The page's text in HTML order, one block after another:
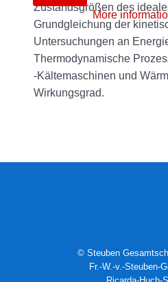
Zustandsgrößen des
Grundgleichung der
Untersuchungen an
Thermodynamische
-Kältemaschinen und
Wirkungsgrad.
© Steuben
Fr.-W.-v.-Steuben-
More